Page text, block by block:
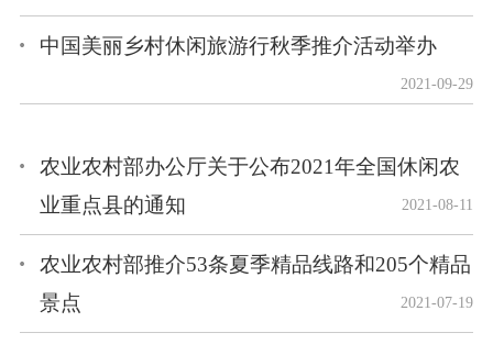
中国美丽乡村休闲旅游行秋季推介活动举办
2021-09-29
农业农村部办公厅关于公布2021年全国休闲农
业重点县的通知
2021-08-11
农业农村部推介53条夏季精品线路和205个精品
景点
2021-07-19